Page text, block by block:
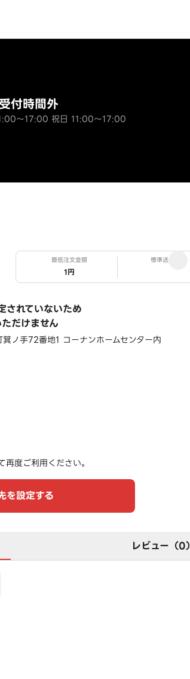
付時間外
～17:00 祝日 11:00～17:00
最低注文金額
1円
標準送料
されていないため
だけません
ノ手72番地1 コーナンホームセンター内
再度ご利用ください。
を設定する
レビュー（0）